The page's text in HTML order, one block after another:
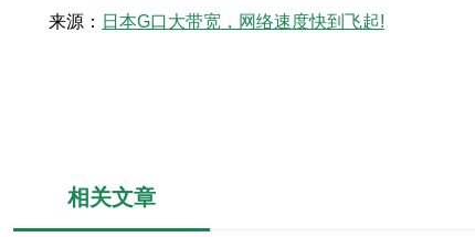
来源： 日本G口大带宽，网络速度快到飞起!
相关文章